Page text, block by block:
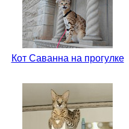
Кот Саванна на прогулке